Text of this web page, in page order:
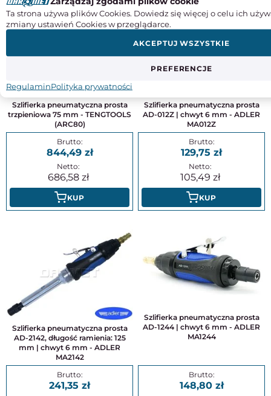
Szlifierka pneumatyczna prosta
trzpieniowa 75 mm - TENGTOOLS
(ARC80)
844,49
686,58
KUP
Szlifierka pneumatyczna prosta
AD-012Z | chwyt 6 mm - ADLER
MA012Z
129,75
105,49
KUP
Szlifierka pneumatyczna prosta
AD-2142, długość ramienia: 125
mm | chwyt 6 mm - ADLER
MA2142
241,35
Szlifierka pneumatyczna prosta
AD-1244 | chwyt 6 mm - ADLER
MA1244
148,80
Ta strona używa plików Cookies. Dowiedz się więcej o celu ich
zmiany ustawień Cookies w przeglądarce.
PREFERENCJE
AKCEPTUJ WSZYSTKIE
RegulaminPolityka prywatności